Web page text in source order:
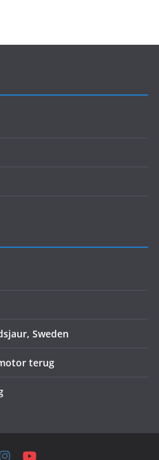
Sweden
terug